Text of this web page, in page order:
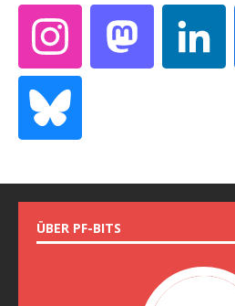
ÜBER PF-BITS